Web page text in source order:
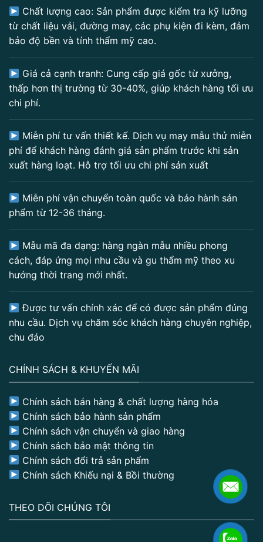
Chất lượng cao: Sản phẩm được kiểm tra kỹ lưỡng
từ chất liệu vải, đường may, các phụ kiện đi kèm, đảm
bảo độ bền và tính thẩm mỹ cao.
Giá cả cạnh tranh: Cung cấp giá gốc từ xưởng,
thấp hơn thị trường từ 30-40%, giúp khách hàng tối ưu
chi phí.
Miễn phí tư vấn thiết kế. Dịch vụ may mẫu thử miễn
phí để khách hàng đánh giá sản phẩm trước khi sản
xuất hàng loạt. Hỗ trợ tối ưu chi phí sản xuất
Miễn phí vận chuyển toàn quốc và bảo hành sản
phẩm từ 12-36 tháng.
Mẫu mã đa dạng: hàng ngàn mẫu nhiều phong
cách, đáp ứng mọi nhu cầu và gu thẩm mỹ theo xu
hướng thời trang mới nhất.
Được tư vấn chính xác để có được sản phẩm đúng
nhu cầu. Dịch vụ chăm sóc khách hàng chuyên nghiệp,
chu đáo
CHÍNH SÁCH & KHUYẾN MÃI
Chính sách bán hàng & chất lượng hàng hóa
Chính sách bảo hành sản phẩm
Chính sách vận chuyển và giao hàng
Chính sách bảo mật thông tin
Chính sách đổi trả sản phẩm
Chính sách Khiếu nại & Bồi thường
THEO DÕI CHÚNG TÔI